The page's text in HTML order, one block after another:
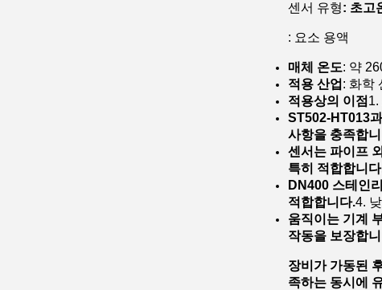
센서 유형: 초고
: 요소 용액
매체 온도: 약
적용 산업 : 화학
적용상의 이점 1.
ST502-HT013
사항을 충족합
센서는 파이프
특히 적합합니
DN400 스테인
적합합니다.4.
움직이는 기계
작동을 보장합
장비가 가동된
족하는 동시에